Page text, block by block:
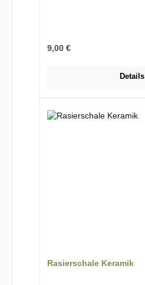
Regulärer Preis:
9,00 €
Details
Rasierschale Keramik